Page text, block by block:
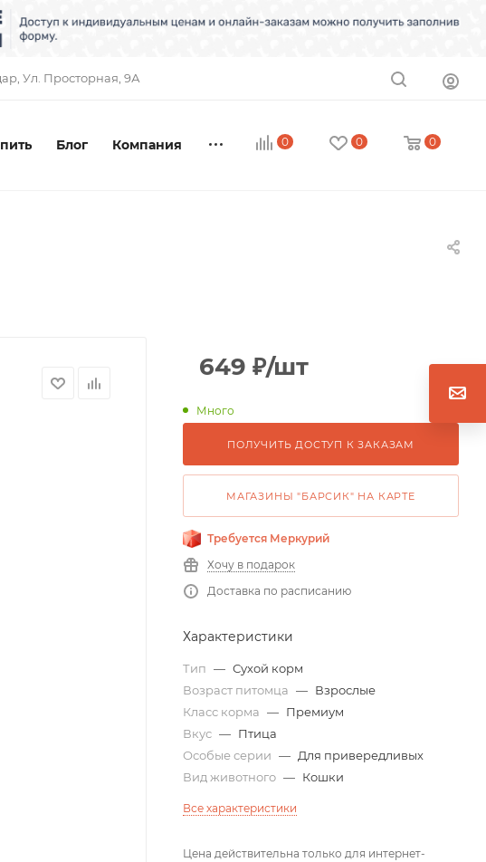
​Ул. Просторная, 9А
0 0 0
Блог Компания
649 ₽/шт
Много
ПОЛУЧИТЬ ДОСТУП К ЗАКАЗАМ
МАГАЗИНЫ "БАРСИК" НА КАРТЕ
Требуется Меркурий
Хочу в подарок
Доставка по расписанию
Характеристики
Тип — Сухой корм
Возраст питомца — Взрослые
Класс корма — Премиум
Вкус — Птица
Особые серии — Для привередливых
Вид животного — Кошки
Все характеристики
Цена действительна только для интернет-